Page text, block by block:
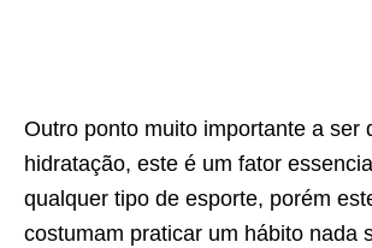
Outro ponto muito importante a ser
hidratação, este é um fator
qualquer tipo de esporte, porém
costumam praticar um hábito nada